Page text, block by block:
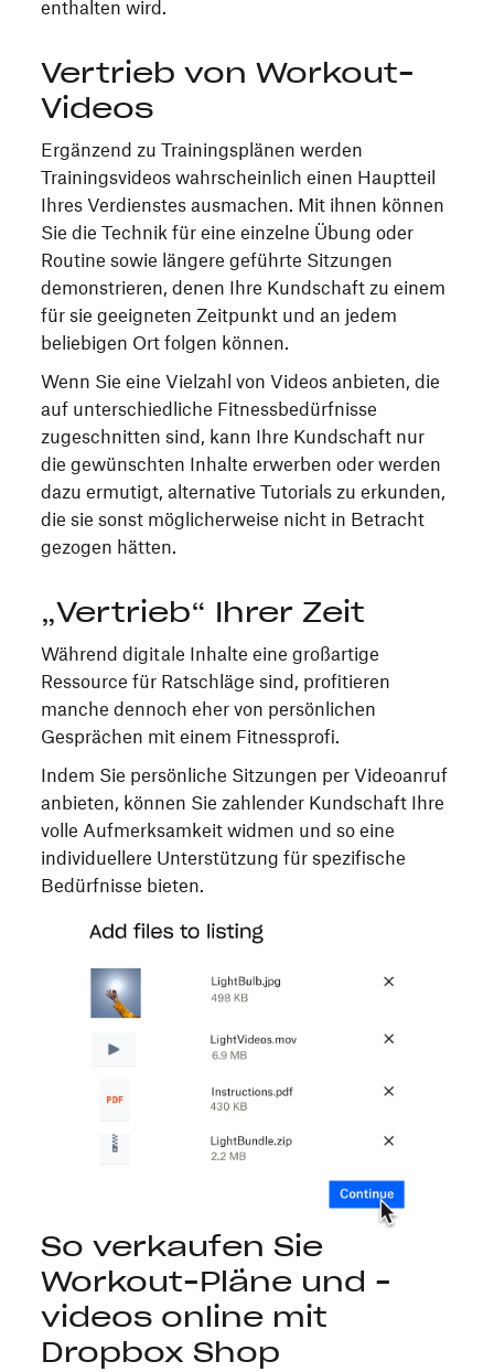
enthalten wird.
Vertrieb von Workout-
Videos
Ergänzend zu Trainingsplänen werden
Trainingsvideos wahrscheinlich einen Hauptteil
Ihres Verdienstes ausmachen. Mit ihnen können
Sie die Technik für eine einzelne Übung oder
Routine sowie längere geführte Sitzungen
demonstrieren, denen Ihre Kundschaft zu einem
für sie geeigneten Zeitpunkt und an jedem
beliebigen Ort folgen können.
Wenn Sie eine Vielzahl von Videos anbieten, die
auf unterschiedliche Fitnessbedürfnisse
zugeschnitten sind, kann Ihre Kundschaft nur
die gewünschten Inhalte erwerben oder werden
dazu ermutigt, alternative Tutorials zu erkunden,
die sie sonst möglicherweise nicht in Betracht
gezogen hätten.
„Vertrieb“ Ihrer Zeit
Während digitale Inhalte eine großartige
Ressource für Ratschläge sind, profitieren
manche dennoch eher von persönlichen
Gesprächen mit einem Fitnessprofi.
Indem Sie persönliche Sitzungen per Videoanruf
anbieten, können Sie zahlender Kundschaft Ihre
volle Aufmerksamkeit widmen und so eine
individuellere Unterstützung für spezifische
Bedürfnisse bieten.
So verkaufen Sie
Workout-Pläne und -
videos online mit
Dropbox Shop